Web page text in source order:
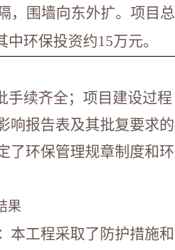
，围墙向东外扩。项目总
环保投资约15万元。
手续齐全；项目建设过程
响报告表及其批复要求的
了环保管理规章制度和环
果
本工程采取了防护措施和